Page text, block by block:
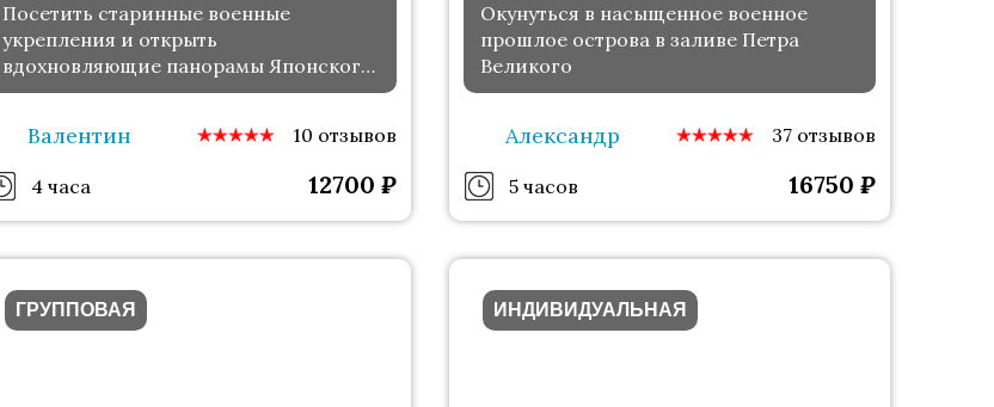
Посетить старинные военные
укрепления и открыть
вдохновляющие панорамы Японского
моря
Валентин 10 отзывов
4 часа 12700₽
Окунуться в насыщенное военное
прошлое острова в заливе Петра
Великого
Александр 37 отзывов
5 часов 16750 ₽
ГРУППОВАЯ ИНДИВИДУАЛЬНАЯ